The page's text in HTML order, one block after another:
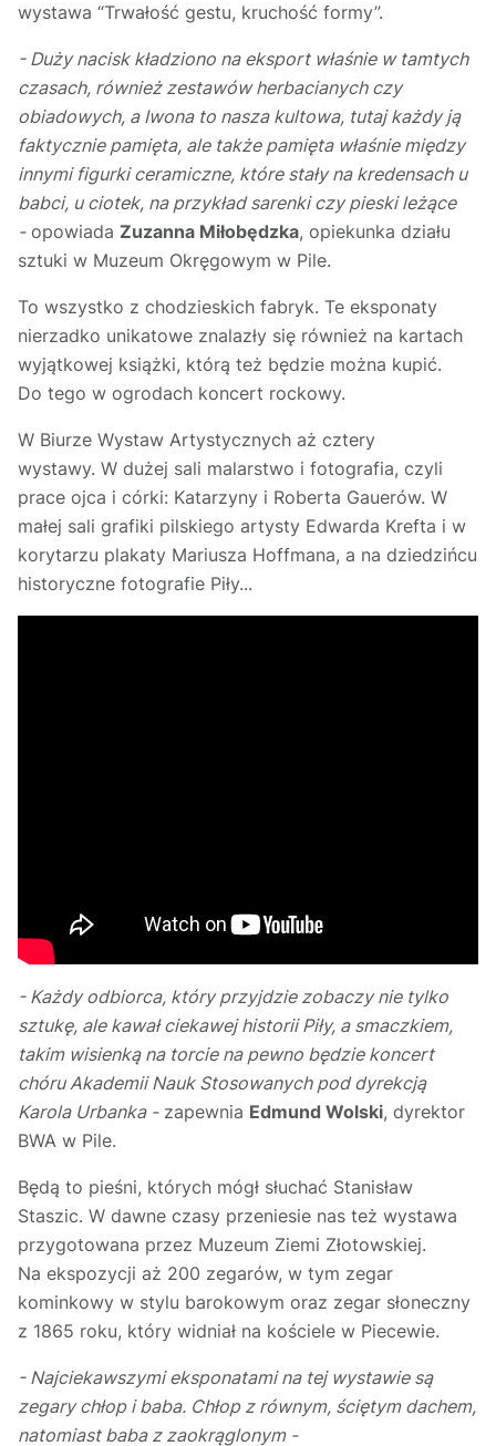
wystawa “Trwałość gestu, kruchość formy”.
- Duży nacisk kładziono na eksport właśnie w tamtych
czasach, również zestawów herbacianych czy
obiadowych, a Iwona to nasza kultowa, tutaj każdy ją
faktycznie pamięta, ale także pamięta właśnie między
innymi figurki ceramiczne, które stały na kredensach u
babci, u ciotek, na przykład sarenki czy pieski leżące
-opowiada Zuzanna Miłobędzka, opiekunka działu
sztuki w Muzeum Okręgowym w Pile.
To wszystko z chodzieskich fabryk. Te eksponaty
nierzadko unikatowe znalazły się również na kartach
wyjątkowej książki, którą też będzie można kupić.
Do tego w ogrodach koncert rockowy.
W Biurze Wystaw Artystycznych aż cztery
wystawy. W dużej sali malarstwo i fotografia, czyli
prace ojca i córki: Katarzyny i Roberta Gauerów. W
małej sali grafiki pilskiego artysty Edwarda Krefta i w
korytarzu plakaty Mariusza Hoffmana, a na dziedzińcu
historyczne fotografie Piły...
- Każdy odbiorca, który przyjdzie zobaczy nie tylko
sztukę, ale kawał ciekawej historii Piły, a smaczkiem,
takim wisienką na torcie na pewno będzie koncert
chóru Akademii Nauk Stosowanych pod dyrekcją
Karola Urbanka -zapewnia Edmund Wolski, dyrektor
BWA w Pile.
Będą to pieśni, których mógł słuchać Stanisław
Staszic. W dawne czasy przeniesie nas też wystawa
przygotowana przez Muzeum Ziemi Złotowskiej.
Na ekspozycji aż 200 zegarów, w tym zegar
kominkowy w stylu barokowym oraz zegar słoneczny
z 1865 roku, który widniał na kościele w Piecewie.
- Najciekawszymi eksponatami na tej wystawie są
zegary chłop i baba. Chłop z równym, ściętym dachem,
natomiast baba z zaokrąglonym -